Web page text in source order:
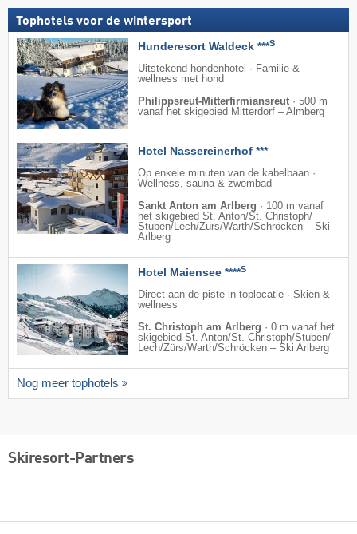
Tophotels voor de wintersport
Hunderesort Waldeck ***S
Uitstekend hondenhotel · Familie &
wellness met hond
Philippsreut-Mitterfirmiansreut · 500 m
vanaf het skigebied Mitterdorf – Almberg
Hotel Nassereinerhof ***
Op enkele minuten van de kabelbaan ·
Wellness, sauna & zwembad
Sankt Anton am Arlberg · 100 m vanaf
het skigebied St. Anton/​St. Christoph/​
Stuben/​Lech/​Zürs/​Warth/​Schröcken – Ski
Arlberg
Hotel Maiensee ****S
Direct aan de piste in toplocatie · Skiën &
wellness
St. Christoph am Arlberg · 0 m vanaf het
skigebied St. Anton/​St. Christoph/​Stuben/​
Lech/​Zürs/​Warth/​Schröcken – Ski Arlberg
Nog meer tophotels
Skiresort-Partners